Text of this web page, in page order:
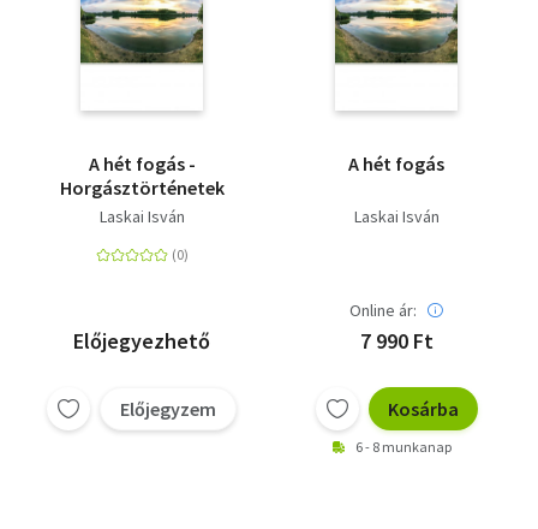
Történelem
A hét fogás -
Horgásztörténetek
Laskai Isván
Előjegyezhető
Előjegyzem
A hét fogás
Laskai Isván
Online ár:
7 990 Ft
Kosárba
6 - 8 munkanap